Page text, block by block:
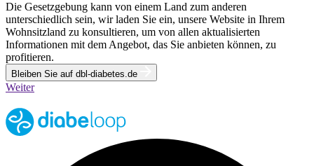
Die Gesetzgebung kann von einem Land zum anderen
unterschiedlich sein, wir laden Sie ein, unsere Website in Ihrem
Wohnsitzland zu konsultieren, um von allen aktualisierten
Informationen mit dem Angebot, das Sie anbieten können, zu
profitieren.
Bleiben Sie auf dbl-diabetes.de
Weiter